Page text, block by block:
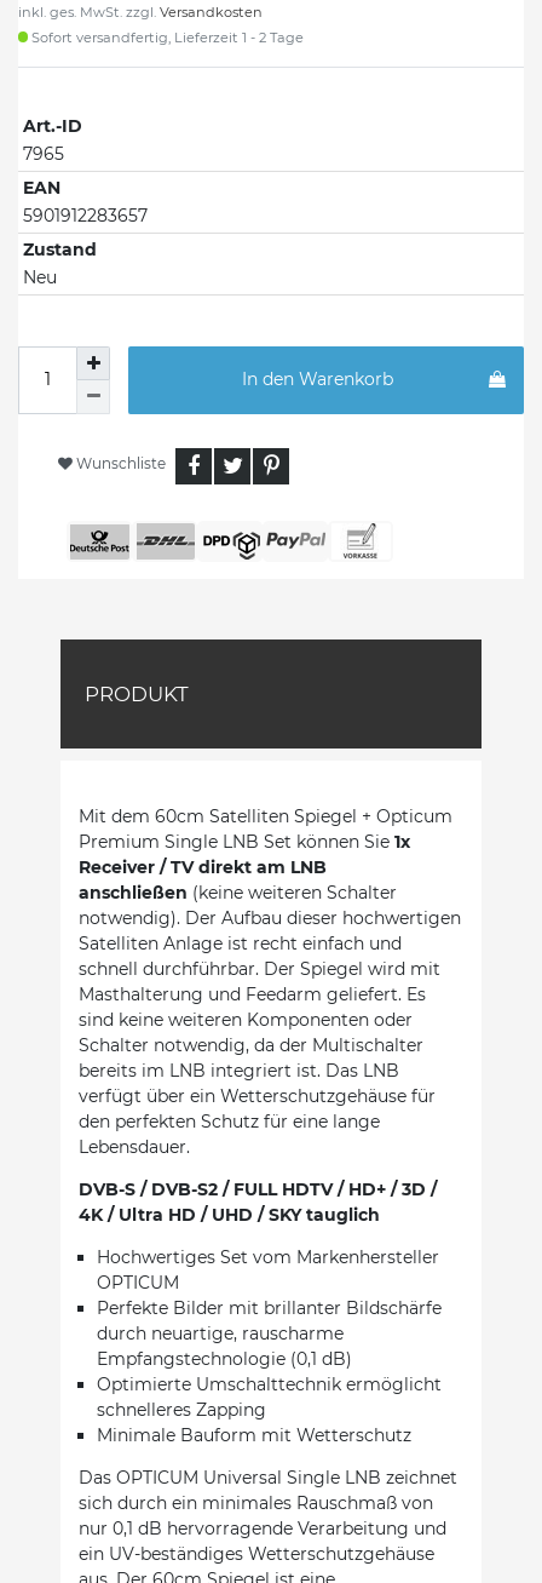
inkl. ges. MwSt. zzgl. Versandkosten
Sofort versandfertig, Lieferzeit 1 - 2 Tage
Art.-ID
7965
EAN
5901912283657
Zustand
Neu
In den Warenkorb
Wunschliste
PRODUKT
Mit dem 60cm Satelliten Spiegel + Opticum
Premium Single LNB Set können Sie 1x
Receiver / TV direkt am LNB
anschließen (keine weiteren Schalter
notwendig). Der Aufbau dieser hochwertigen
Satelliten Anlage ist recht einfach und
schnell durchführbar. Der Spiegel wird mit
Masthalterung und Feedarm geliefert. Es
sind keine weiteren Komponenten oder
Schalter notwendig, da der Multischalter
bereits im LNB integriert ist. Das LNB
verfügt über ein Wetterschutzgehäuse für
den perfekten Schutz für eine lange
Lebensdauer.
DVB-S / DVB-S2 / FULL HDTV / HD+ / 3D /
4K / Ultra HD / UHD / SKY tauglich
Hochwertiges Set vom Markenhersteller
OPTICUM
Perfekte Bilder mit brillanter Bildschärfe
durch neuartige, rauscharme
Empfangstechnologie (0,1 dB)
Optimierte Umschalttechnik ermöglicht
schnelleres Zapping
Minimale Bauform mit Wetterschutz
Das OPTICUM Universal Single LNB zeichnet
sich durch ein minimales Rauschmaß von
nur 0,1 dB hervorragende Verarbeitung und
ein UV-beständiges Wetterschutzgehäuse